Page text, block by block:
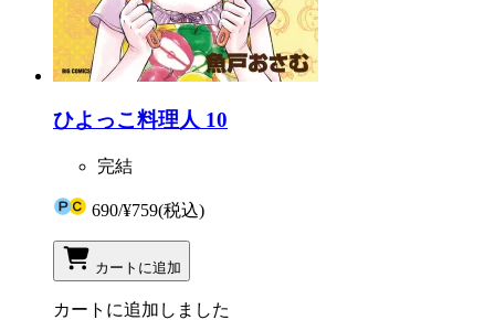
ひよっこ料理人 10
完結
690/¥759(税込)
カートに追加
カートに追加しました